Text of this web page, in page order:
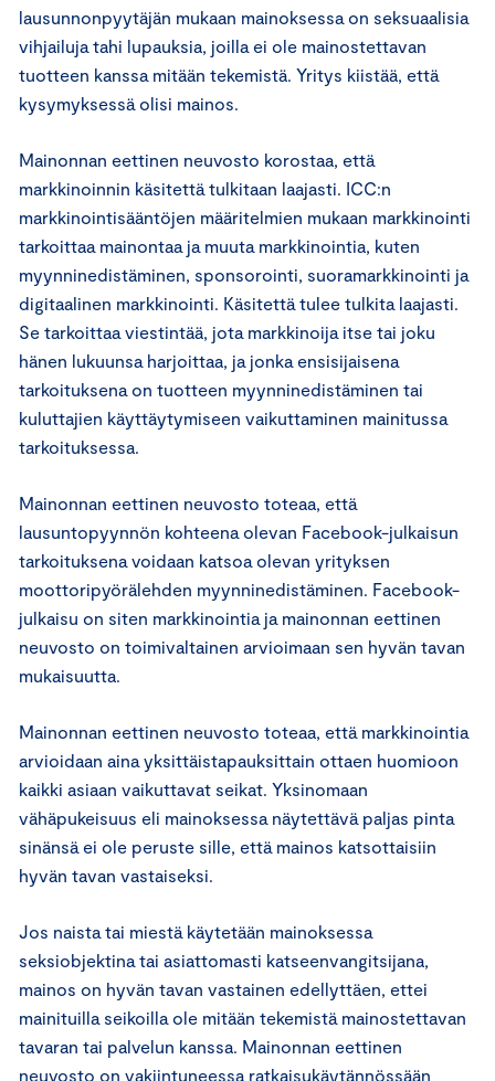
lausunnonpyytäjän mukaan mainoksessa on seksuaalisia
vihjailuja tahi lupauksia, joilla ei ole mainostettavan
tuotteen kanssa mitään tekemistä. Yritys kiistää, että
kysymyksessä olisi mainos.
Mainonnan eettinen neuvosto korostaa, että
markkinoinnin käsitettä tulkitaan laajasti. ICC:n
markkinointisääntöjen määritelmien mukaan markkinointi
tarkoittaa mainontaa ja muuta markkinointia, kuten
myynninedistäminen, sponsorointi, suoramarkkinointi ja
digitaalinen markkinointi. Käsitettä tulee tulkita laajasti.
Se tarkoittaa viestintää, jota markkinoija itse tai joku
hänen lukuunsa harjoittaa, ja jonka ensisijaisena
tarkoituksena on tuotteen myynninedistäminen tai
kuluttajien käyttäytymiseen vaikuttaminen mainitussa
tarkoituksessa.
Mainonnan eettinen neuvosto toteaa, että
lausuntopyynnön kohteena olevan Facebook-julkaisun
tarkoituksena voidaan katsoa olevan yrityksen
moottoripyörälehden myynninedistäminen. Facebook-
julkaisu on siten markkinointia ja mainonnan eettinen
neuvosto on toimivaltainen arvioimaan sen hyvän tavan
mukaisuutta.
Mainonnan eettinen neuvosto toteaa, että markkinointia
arvioidaan aina yksittäistapauksittain ottaen huomioon
kaikki asiaan vaikuttavat seikat. Yksinomaan
vähäpukeisuus eli mainoksessa näytettävä paljas pinta
sinänsä ei ole peruste sille, että mainos katsottaisiin
hyvän tavan vastaiseksi.
Jos naista tai miestä käytetään mainoksessa
seksiobjektina tai asiattomasti katseenvangitsijana,
mainos on hyvän tavan vastainen edellyttäen, ettei
mainituilla seikoilla ole mitään tekemistä mainostettavan
tavaran tai palvelun kanssa. Mainonnan eettinen
neuvosto on vakiintuneessa ratkaisukäytännössään